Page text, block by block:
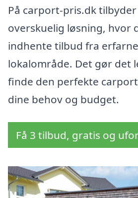
På carport-pris.dk
overskuelig løsning, hvor
indhente tilbud fra
lokalområde. Det gør det
finde den perfekte
dine behov og budget.
Få 3 tilbud, gratis og